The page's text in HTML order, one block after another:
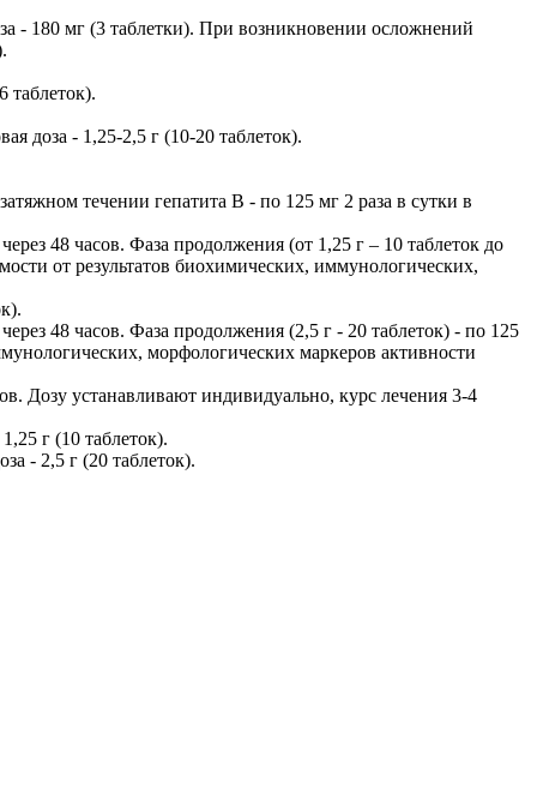
- 180 мг (3 таблетки). При возникновении осложнений
таблеток).
доза - 1,25-2,5 г (10-20 таблеток).
течении гепатита В - по 125 мг 2 раза в сутки в
48 часов. Фаза продолжения (от 1,25 г – 10 таблеток до
от результатов биохимических, иммунологических,
48 часов. Фаза продолжения (2,5 г - 20 таблеток) - по 125
морфологических маркеров активности
Дозу устанавливают индивидуально, курс лечения 3-4
г (10 таблеток).
- 2,5 г (20 таблеток).